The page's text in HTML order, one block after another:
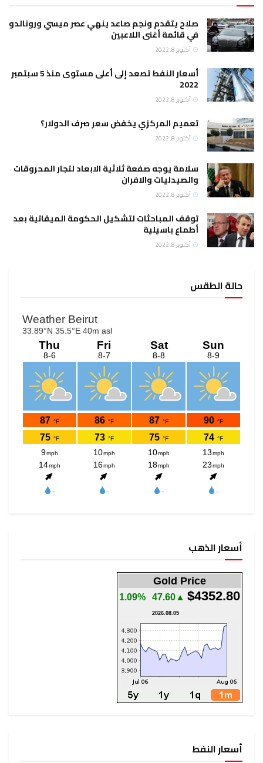
صلاح يتقدم ونجم صاعد ينهي عصر ميسي ورونالدو
في قائمة أغنى اللاعبين
أكتوبر 8, 2022
أسعار النفط تصعد إلى أعلى مستوى منذ 5 سبتمبر
2022
أكتوبر 8, 2022
تعميم المركزي يخفض سعر صرف الدولار؟
أكتوبر 8, 2022
سلامة يوجه صفعة ثلاثية الابعاد لتجار المحروقات
والصيدليات والافران
أكتوبر 8, 2022
توقف المباحثات لتشكيل الحكومة الميقاتية بعد
أطماع باسيلية
أكتوبر 8, 2022
حالة الطقس
أسعار الذهب
Gold Price
$4352.80
▲47.60
1.09%
2026.08.05
أسعار النفط